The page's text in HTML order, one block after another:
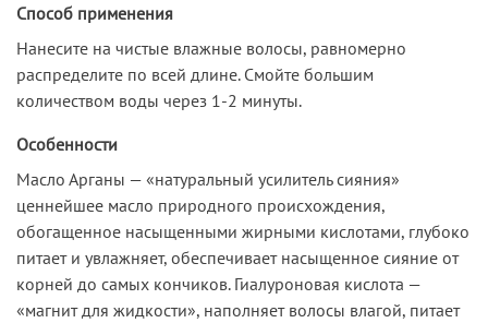
Способ применения
Нанесите на чистые влажные волосы, равномерно
распределите по всей длине. Смойте большим
количеством воды через 1-2 минуты.
Особенности
Масло Арганы — «натуральный усилитель сияния»
ценнейшее масло природного происхождения,
обогащенное насыщенными жирными кислотами, глубоко
питает и увлажняет, обеспечивает насыщенное сияние от
корней до самых кончиков. Гиалуроновая кислота —
«магнит для жидкости», наполняет волосы влагой, питает